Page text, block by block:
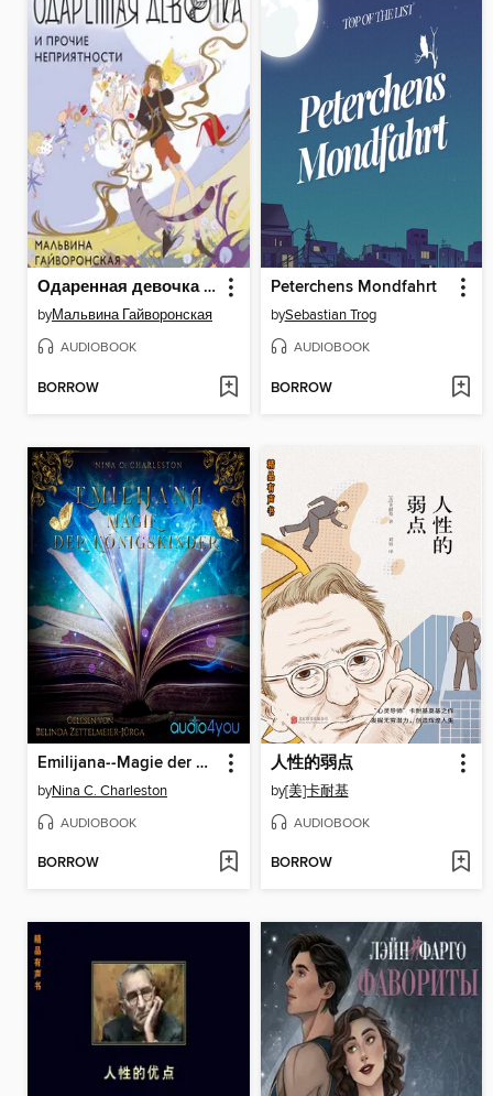
Одаренная девочка и прочие неприятности
byМальвина Гайворонская
AUDIOBOOK
BORROW
Peterchens Mondfahrt
bySebastian Trog
AUDIOBOOK
BORROW
Emilijana--Magie der Königskinder
byNina C. Charleston
AUDIOBOOK
BORROW
人性的弱点
by[美]卡耐基
AUDIOBOOK
BORROW